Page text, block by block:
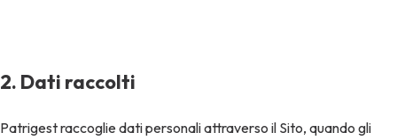
2. Dati raccolti
Patrigest raccoglie dati personali attraverso il Sito, quando gli